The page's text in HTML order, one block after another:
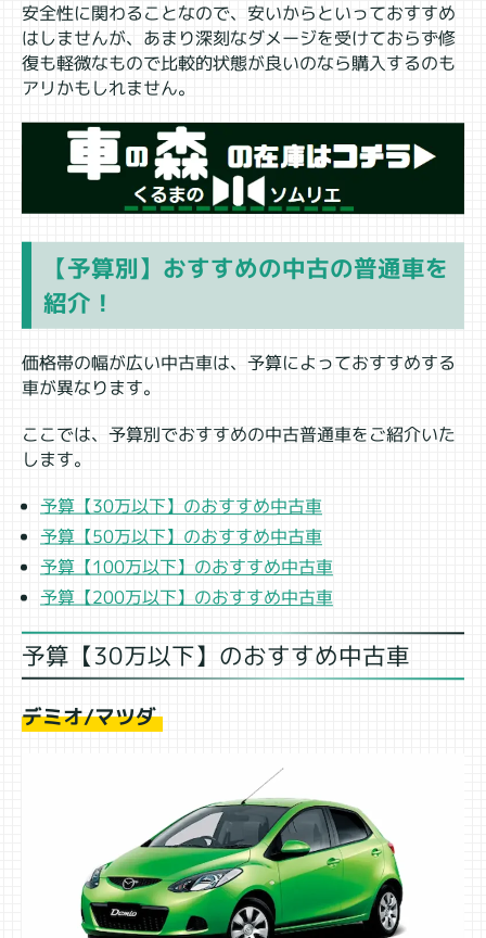
安全性に関わることなので、安いからといっておすすめ
はしませんが、あまり深刻なダメージを受けておらず修
復も軽微なもので比較的状態が良いのなら購入するのも
アリかもしれません。
【予算別】おすすめの中古の普通車を
紹介！
価格帯の幅が広い中古車は、予算によっておすすめする
車が異なります。
ここでは、予算別でおすすめの中古普通車をご紹介いた
します。
予算【30万以下】のおすすめ中古車
予算【50万以下】のおすすめ中古車
予算【100万以下】のおすすめ中古車
予算【200万以下】のおすすめ中古車
予算【30万以下】のおすすめ中古車
デミオ/マツダ